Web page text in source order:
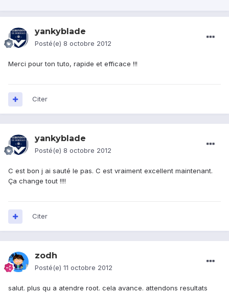
yankyblade
Posté(e) 8 octobre 2012
Merci pour ton tuto, rapide et efficace !!!
Citer
yankyblade
Posté(e) 8 octobre 2012
C est bon j ai sauté le pas. C est vraiment excellent maintenant.
Ça change tout !!!!
Citer
zodh
Posté(e) 11 octobre 2012
salut. plus qu a atendre root. cela avance. attendons resultats